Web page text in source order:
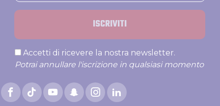
ISCRIVITI
Accetti di ricevere la nostra newsletter.
Potrai annullare l'iscrizione in qualsiasi momento